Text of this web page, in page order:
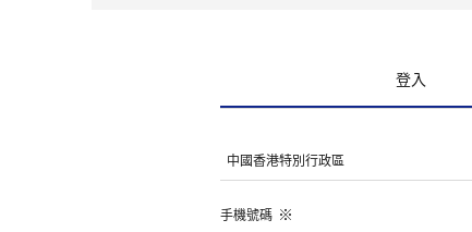
登入
中國香港特別行政區
手機號碼